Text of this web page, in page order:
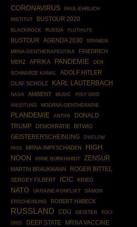
CORONAVIRUS
PAUL-EHRLICH
INSTITUT
BUSTOUR 2020
BLACKROCK RUSSIA FLUTHILFE
BUSTOUR AGENDA 2030
SPANIEN
MRNA-GENTHERAPEUTIKA
FRIEDRICH
MERZ
AFRIKA PANDEMIE
DER
SCHWARZE KANAL
ADOLF HITLER
OLAF SCHOLZ KARL LAUTERBACH
NASA AMBIENT MUSIC
POLY GRID
ANLEITUNG
MODRNA-GENTHERAPIE
PLANDEMIE ANTIFA
DONALD
TRUMP
DEMOKRATIE
BITWIG
GEISTERERSCHEINUNG
DYATLOW
PASS MRNA-IMPFSCHADEN
HIGH
NOON
ARNE BURKHARDT ZENSUR
MARTIN BRAUKMANN ROGER BITTEL
SERGEY FILBERT ICIC KRIEG
NATO UKRAINE-KONFLIKT
DÄMON
ERSCHEINUNG
ROBERT HABECK
RUSSLAND CDU GEISTER
POLY
GRID
DEEP STATE
MRNA VACCINE